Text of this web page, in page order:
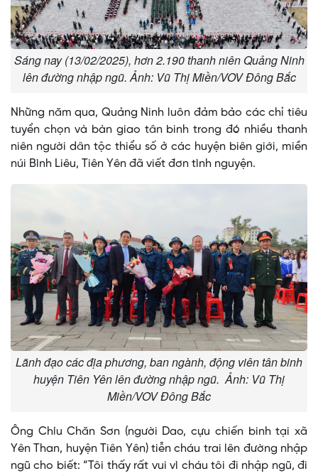
Sáng nay (13/02/2025), hơn 2.190 thanh niên Quảng Ninh
lên đường nhập ngũ. Ảnh: Vũ Thị Miền/VOV Đông Bắc
Những năm qua, Quảng Ninh luôn đảm bảo các chỉ tiêu
tuyển chọn và bàn giao tân binh trong đó nhiều thanh
niên người dân tộc thiểu số ở các huyện biên giới, miền
núi Bình Liêu, Tiên Yên đã viết đơn tình nguyện.
Lãnh đạo các địa phương, ban ngành, động viên tân binh
huyện Tiên Yên lên đường nhập ngũ. Ảnh: Vũ Thị
Miền/VOV Đông Bắc
Ông Chíu Chăn Sơn (người Dao, cựu chiến binh tại xã
Yên Than, huyện Tiên Yên) tiễn cháu trai lên đường nhập
ngũ cho biết: “Tôi thấy rất vui vì cháu tôi đi nhập ngũ, đi